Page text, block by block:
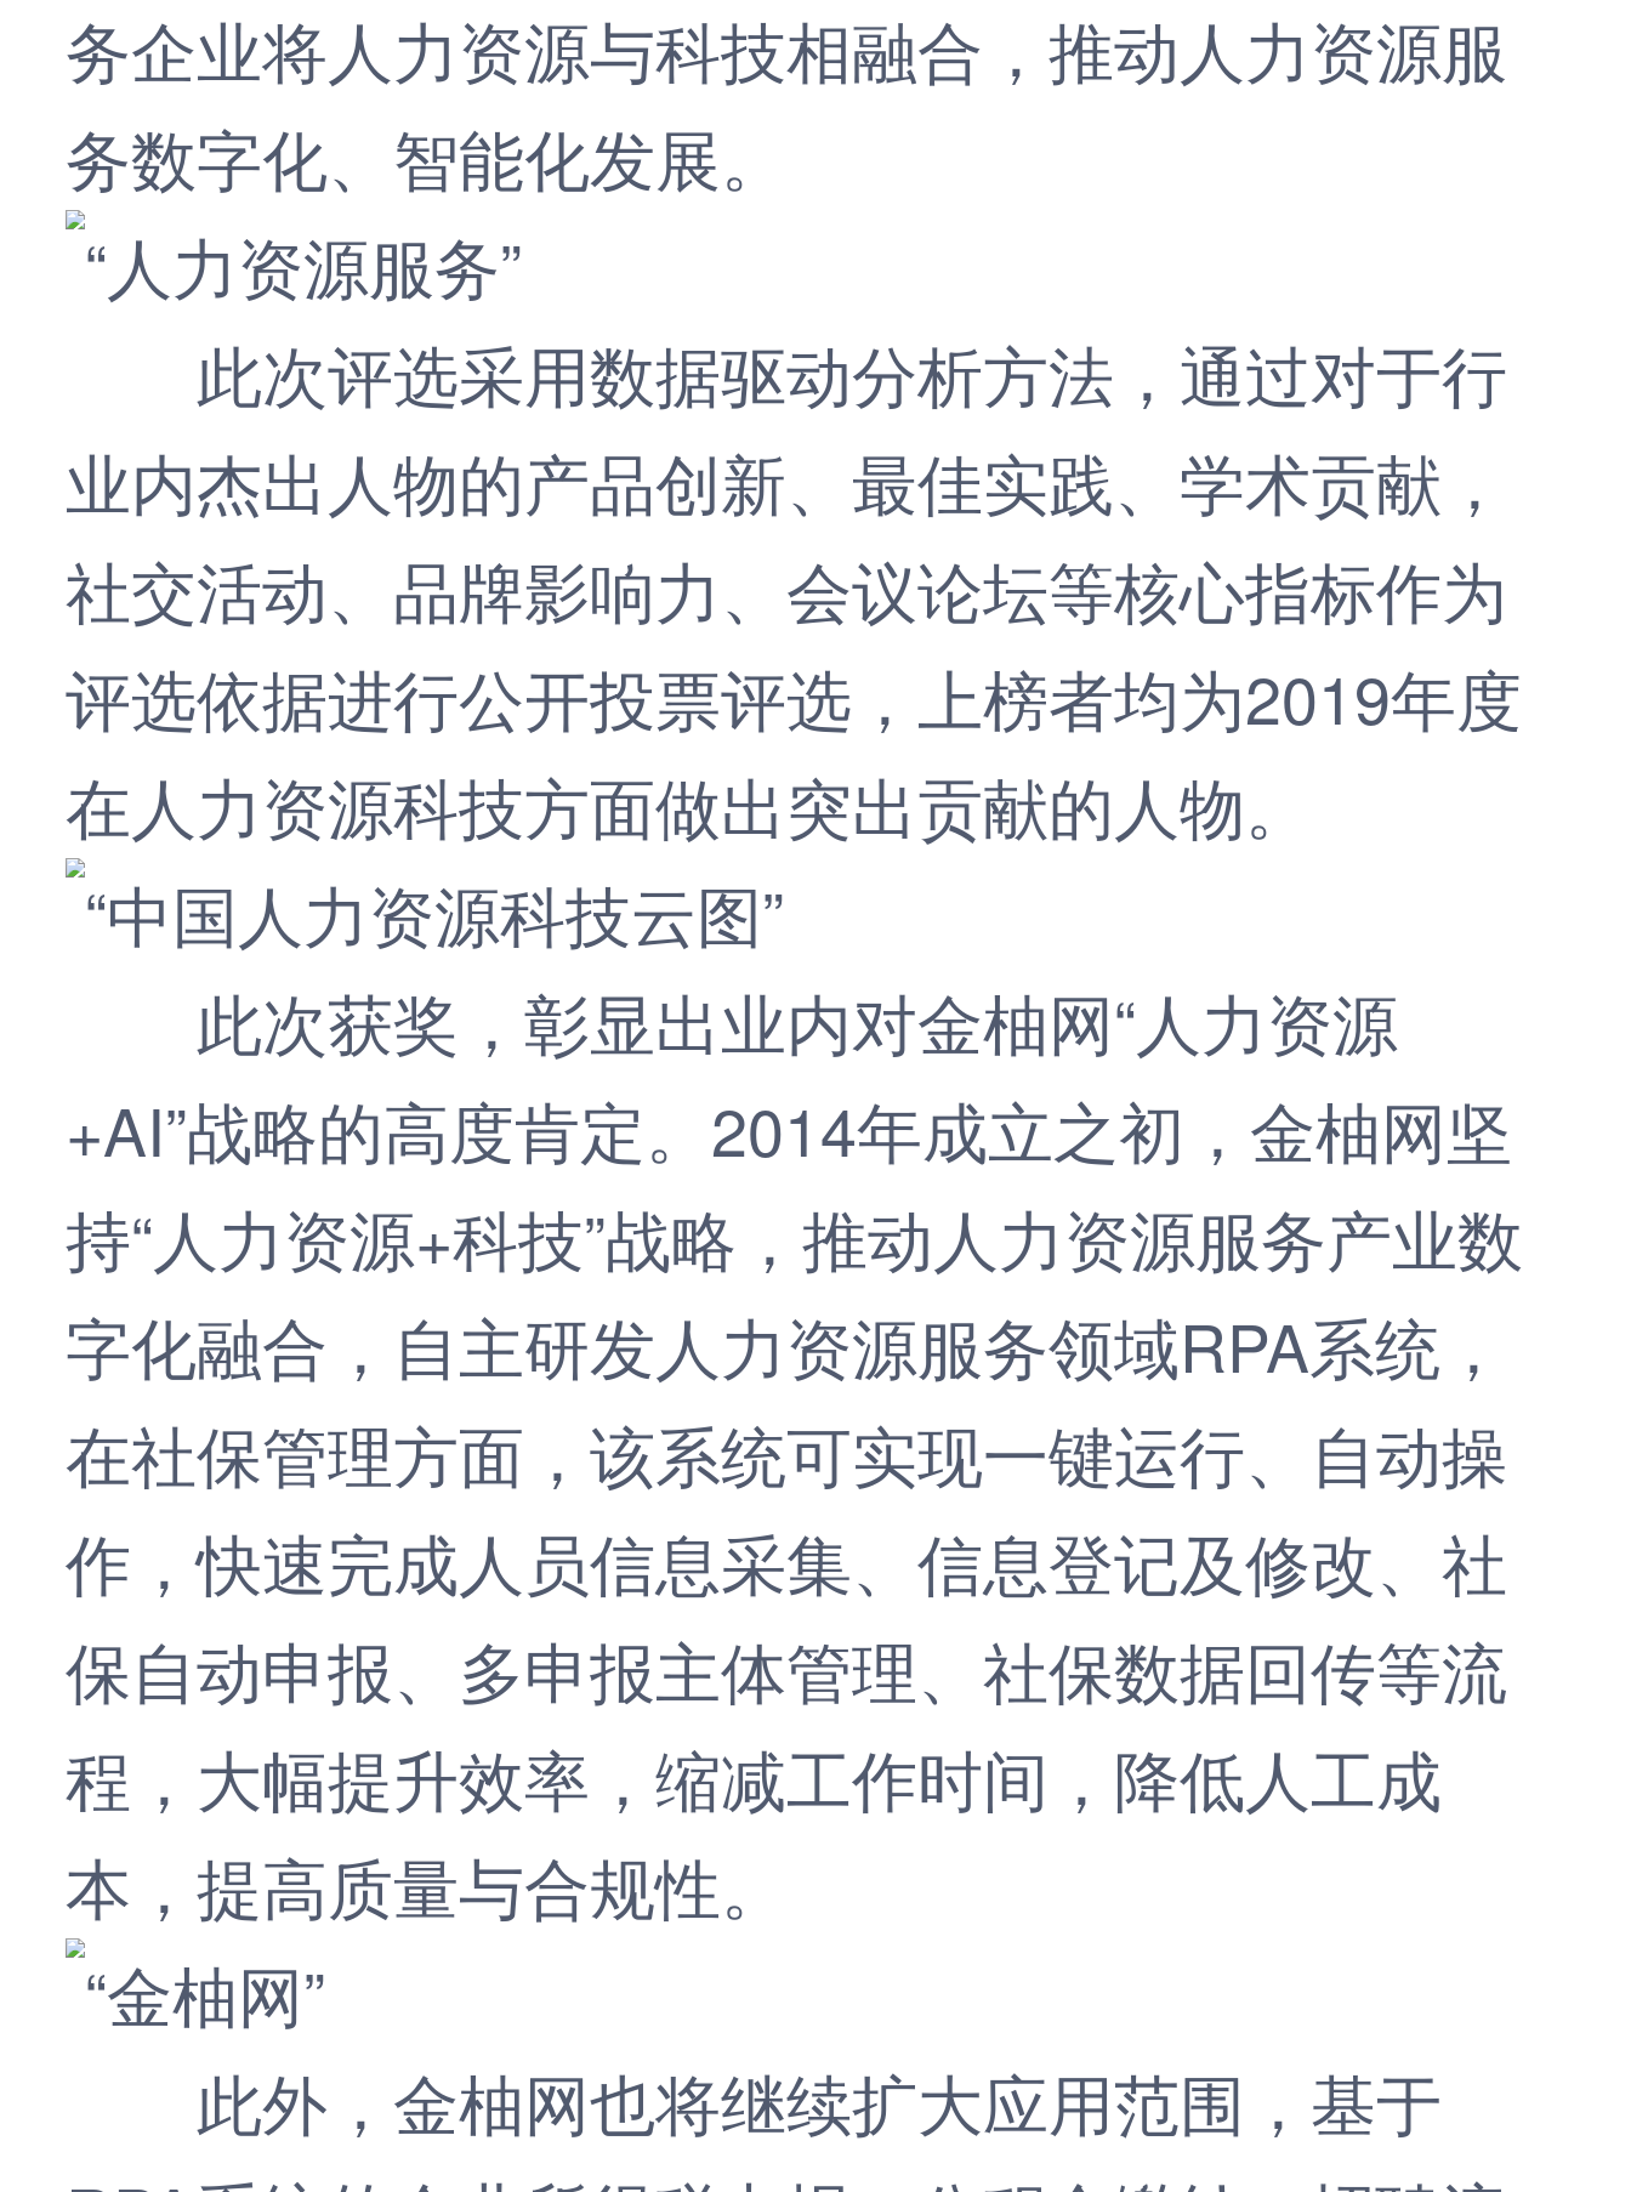
务企业将人力资源与科技相融合，推动人力资源服
务数字化、智能化发展。
此次评选采用数据驱动分析方法，通过对于行
业内杰出人物的产品创新、最佳实践、学术贡献，
社交活动、品牌影响力、会议论坛等核心指标作为
评选依据进行公开投票评选，上榜者均为2019年度
在人力资源科技方面做出突出贡献的人物。
此次获奖，彰显出业内对金柚网“人力资源
+AI”战略的高度肯定。2014年成立之初，金柚网坚
持“人力资源+科技”战略，推动人力资源服务产业数
字化融合，自主研发人力资源服务领域RPA系统，
在社保管理方面，该系统可实现一键运行、自动操
作，快速完成人员信息采集、信息登记及修改、社
保自动申报、多申报主体管理、社保数据回传等流
程，大幅提升效率，缩减工作时间，降低人工成
本，提高质量与合规性。
此外，金柚网也将继续扩大应用范围，基于